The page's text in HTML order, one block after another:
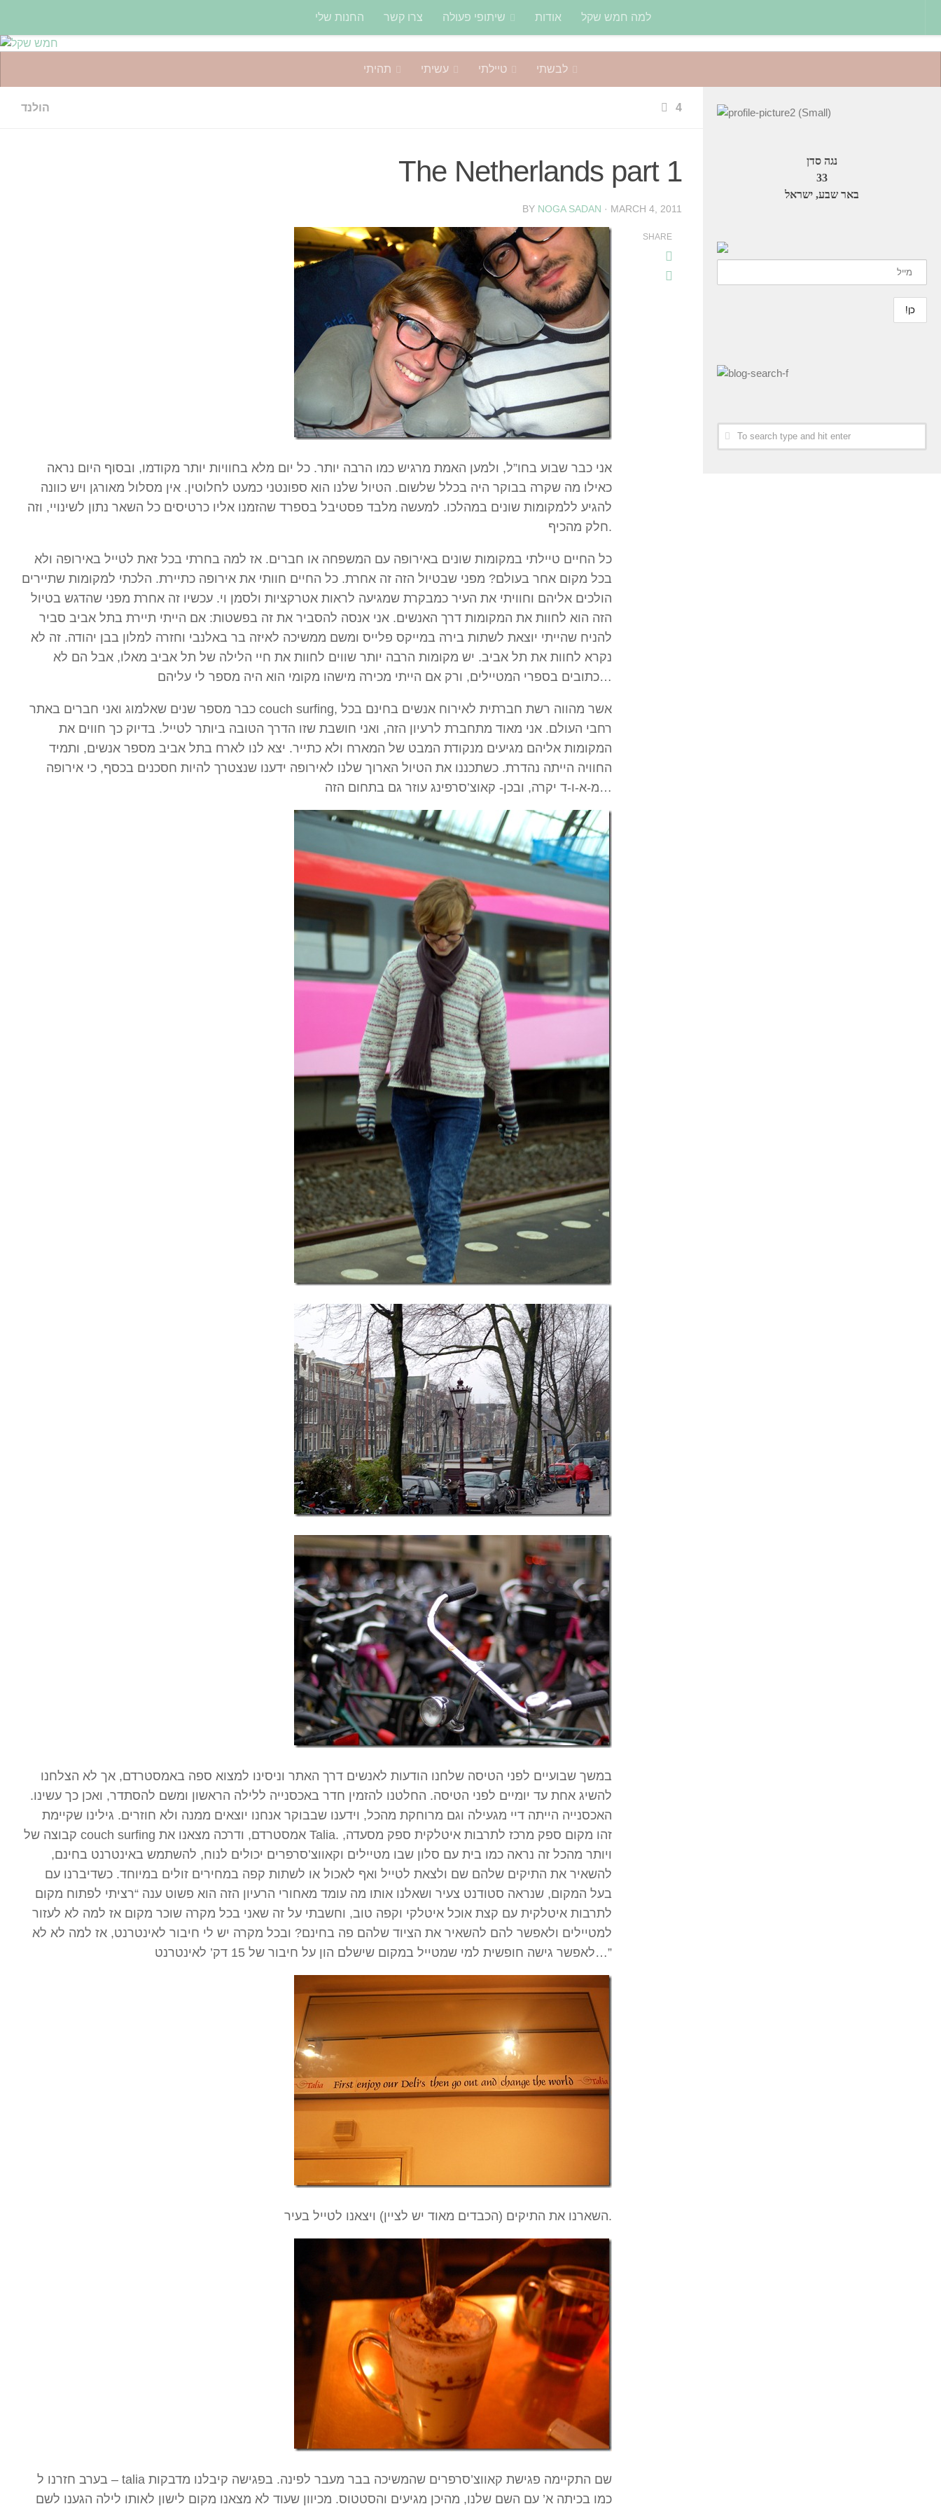
החנות שלי צרו קשר שיתופי פעולה אודות למה חמש שקל
תהיתי עשיתי טיילתי לבשתי
הולנד 4
The Netherlands part 1
BY NOGA SADAN · MARCH 4, 2011
אני כבר שבוע בחו”ל, ולמען האמת מרגיש כמו הרבה יותר. כל יום מלא בחוויות יותר מקודמו, ובסוף היום נראה
כאילו מה שקרה בבוקר היה בכלל שלשום. הטיול שלנו הוא ספונטני כמעט לחלוטין. אין מסלול מאורגן ויש כוונה
להגיע ללמקומות שונים במהלכו. למעשה מלבד פסטיבל בספרד שהזמנו אליו כרטיסים כל השאר נתון לשינויי, וזה
חלק מהכיף.
כל החיים טיילתי במקומות שונים באירופה עם המשפחה או חברים. אז למה בחרתי בכל זאת לטייל באירופה ולא
בכל מקום אחר בעולם? מפני שבטיול הזה זה אחרת. כל החיים חוותי את אירופה כתיירת. הלכתי למקומות שתיירים
הולכים אליהם וחוויתי את העיר כמבקרת שמגיעה לראות אטרקציות ולסמן וי. עכשיו זה אחרת מפני שהדגש בטיול
הזה הוא לחוות את המקומות דרך האנשים. אני אנסה להסביר את זה בפשטות: אם הייתי תיירת בתל אביב סביר
להניח שהייתי יוצאת לשתות בירה במייקס פלייס ומשם ממשיכה לאיזה בר באלנבי וחזרה למלון בבן יהודה. זה לא
נקרא לחוות את תל אביב. יש מקומות הרבה יותר שווים לחוות את חיי הלילה של תל אביב מאלו, אבל הם לא
כתובים בספרי המטיילים, ורק אם הייתי מכירה מישהו מקומי הוא היה מספר לי עליהם…
כבר מספר שנים שאלמוג ואני חברים באתר couch surfing, אשר מהווה רשת חברתית לאירוח אנשים בחינם בכל
רחבי העולם. אני מאוד מתחברת לרעיון הזה, ואני חושבת שזו הדרך הטובה ביותר לטייל. בדיוק כך חווים את
המקומות אליהם מגיעים מנקודת המבט של המארח ולא כתייר. יצא לנו לארח בתל אביב מספר אנשים, ותמיד
החוויה הייתה נהדרת. כשתכננו את הטיול הארוך שלנו לאירופה ידענו שנצטרך להיות חסכנים בכסף, כי אירופה
מ-א-ו-ד יקרה, ובכן- קאוצ’סרפינג עוזר גם בתחום הזה…
במשך שבועיים לפני הטיסה שלחנו הודעות לאנשים דרך האתר וניסינו למצוא ספה באמסטרדם, אך לא הצלחנו
להשיג אחת עד יומיים לפני הטיסה. החלטנו להזמין חדר באכסנייה ללילה הראשון ומשם להסתדר, ואכן כך עשינו.
האכסנייה הייתה דיי מגעילה וגם מרוחקת מהכל, וידענו שבבוקר אנחנו יוצאים ממנה ולא חוזרים. גילינו שקיימת
קבוצה של couch surfing אמסטרדם, ודרכה מצאנו את Talia. זהו מקום ספק מרכז לתרבות איטלקית ספק מסעדה,
ויותר מהכל זה נראה כמו בית עם סלון שבו מטיילים וקאווצ’סרפרים יכולים לנוח, להשתמש באינטרנט בחינם,
להשאיר את התיקים שלהם שם ולצאת לטייל ואף לאכול או לשתות קפה במחירים זולים במיוחד. כשדיברנו עם
בעל המקום, שנראה סטודנט צעיר ושאלנו אותו מה עומד מאחורי הרעיון הזה הוא פשוט ענה “רציתי לפתוח מקום
לתרבות איטלקית עם קצת אוכל איטלקי וקפה טוב, וחשבתי על זה שאני בכל מקרה שוכר מקום אז למה לא לעזור
למטיילים ולאפשר להם להשאיר את הציוד שלהם פה בחינם? ובכל מקרה יש לי חיבור לאינטרנט, אז למה לא לא
לאפשר גישה חופשית למי שמטייל במקום שישלם הון על חיבור של 15 דק’ לאינטרנט…”
השארנו את התיקים (הכבדים מאוד יש לציין) ויצאנו לטייל בעיר.
בערב חזרנו ל – talia שם התקיימה פגישת קאווצ’סרפרים שהמשיכה בבר מעבר לפינה. בפגישה קיבלנו מדבקות
כמו בכיתה א’ עם השם שלנו, מהיכן מגיעים והסטטוס. מכיוון שעוד לא מצאנו מקום לישון לאותו לילה הגענו לשם
SHARE
נגה סדן
33
באר שבע, ישראל